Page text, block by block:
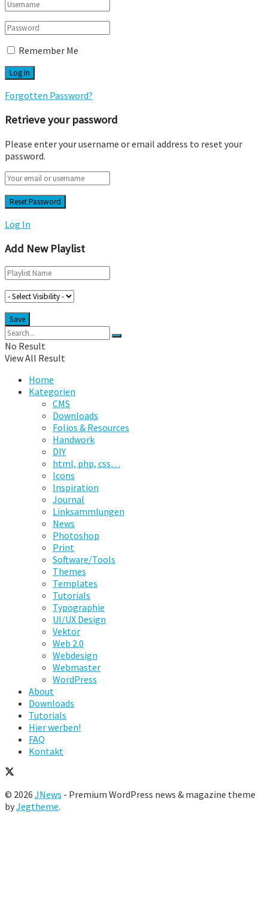
Remember Me
Forgotten Password?
Retrieve your password
Please enter your username or email address to reset your
password.
Log In
Add New Playlist
No Result
View All Result
Home
Kategorien
CMS
Downloads
Folios & Resources
Handwork
DIY
html, php, css…
Icons
Inspiration
Journal
Linksammlungen
News
Photoshop
Print
Software/Tools
Themes
Templates
Tutorials
Typographie
UI/UX Design
Vektor
Web 2.0
Webdesign
Webmaster
WordPress
About
Downloads
Tutorials
Hier werben!
FAQ
Kontakt
© 2026 JNews - Premium WordPress news & magazine theme
byJegtheme.